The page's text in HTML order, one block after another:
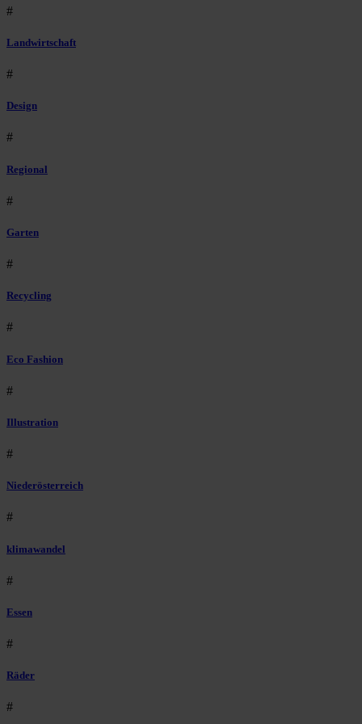
#
Landwirtschaft
#
Design
#
Regional
#
Garten
#
Recycling
#
Eco Fashion
#
Illustration
#
Niederösterreich
#
klimawandel
#
Essen
#
Räder
#